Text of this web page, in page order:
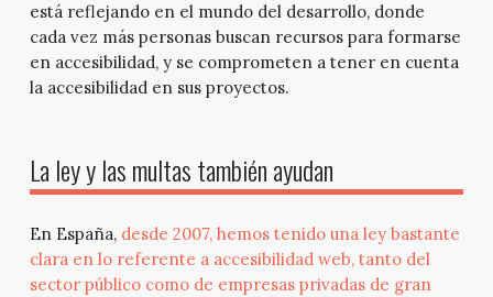
está reflejando en el mundo del desarrollo, donde
cada vez más personas buscan recursos para formarse
en accesibilidad, y se comprometen a tener en cuenta
la accesibilidad en sus proyectos.
La ley y las multas también ayudan
En España, desde 2007, hemos tenido una ley bastante
clara en lo referente a accesibilidad web, tanto del
sector público como de empresas privadas de gran